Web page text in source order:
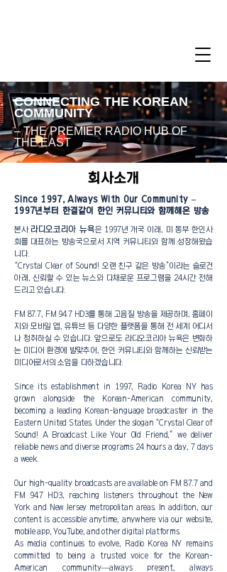
CONNECTING THE KOREAN
COMMUNITY
– THE PREMIER RADIO HUB OF
THE EAST
회사소개
Since 1997, Always With Our Community –
1997년부터 한결같이 한인 커뮤니티와 함께해온 방송
본사라디오코리아 뉴욕은 1997년 개국 이래, 미 동부 한인사
회를 대표하는 방송국으로서 지역 커뮤니티와 함께 성장해왔습
니다.
“Crystal Clear of Sound! 오랜 친구 같은 방송”이라는 슬로건
아래, 신뢰할 수 있는 뉴스와 다채로운 프로그램을 24시간 전해
드리고 있습니다.
FM 87.7, FM 94.7 HD3를 통해 고음질 방송을 제공하며, 홈페이
지와 모바일 앱, 유튜브 등 다양한 플랫폼을 통해 전 세계 어디서
나 청취하실 수 있습니다. 앞으로도 라디오코리아 뉴욕은 변화하
는 미디어 환경에 발맞추어, 한인 커뮤니티와 함께하는 신뢰받는
미디어로서의 소임을 다하겠습니다.
Since its establishment in 1997, Radio Korea NY has
grown alongside the Korean-American community,
becoming a leading Korean-language broadcaster in the
Eastern United States. Under the slogan “Crystal Clear of
Sound! A Broadcast Like Your Old Friend,” we deliver
reliable news and diverse programs 24 hours a day, 7 days
a week.
Our high-quality broadcasts are available on FM 87.7 and
FM 94.7 HD3, reaching listeners throughout the New
York and New Jersey metropolitan areas. In addition, our
content is accessible anytime, anywhere via our website,
mobile app, YouTube, and other digital platforms.
As media continues to evolve, Radio Korea NY remains
committed to being a trusted voice for the Korean-
American community—always present, always